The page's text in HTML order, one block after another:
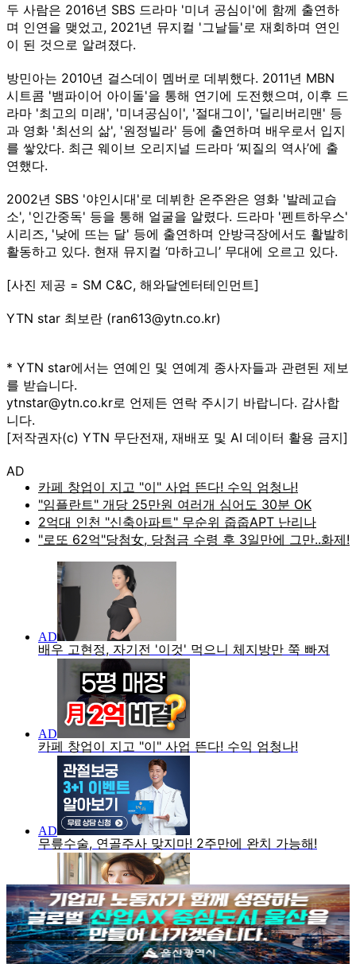
두 사람은 2016년 SBS 드라마 '미녀 공심이'에 함께 출연하
며 인연을 맺었고, 2021년 뮤지컬 '그날들'로 재회하며 연인
이 된 것으로 알려졌다.
방민아는 2010년 걸스데이 멤버로 데뷔했다. 2011년 MBN
시트콤 '뱀파이어 아이돌'을 통해 연기에 도전했으며, 이후 드
라마 '최고의 미래', '미녀공심이', '절대그이', '딜리버리맨' 등
과 영화 '최선의 삶', '원정빌라' 등에 출연하며 배우로서 입지
를 쌓았다. 최근 웨이브 오리지널 드라마 ‘찌질의 역사’에 출
연했다.
2002년 SBS '야인시대'로 데뷔한 온주완은 영화 '발레교습
소', '인간중독' 등을 통해 얼굴을 알렸다. 드라마 '펜트하우스'
시리즈, '낮에 뜨는 달' 등에 출연하며 안방극장에서도 활발히
활동하고 있다. 현재 뮤지컬 ‘마하고니’ 무대에 오르고 있다.
[사진 제공 = SM C&C, 해와달엔터테인먼트]
YTN star 최보란 (ran613@ytn.co.kr)
* YTN star에서는 연예인 및 연예계 종사자들과 관련된 제보
를 받습니다.
ytnstar@ytn.co.kr로 언제든 연락 주시기 바랍니다. 감사합
니다.
[저작권자(c) YTN 무단전재, 재배포 및 AI 데이터 활용 금지]
AD